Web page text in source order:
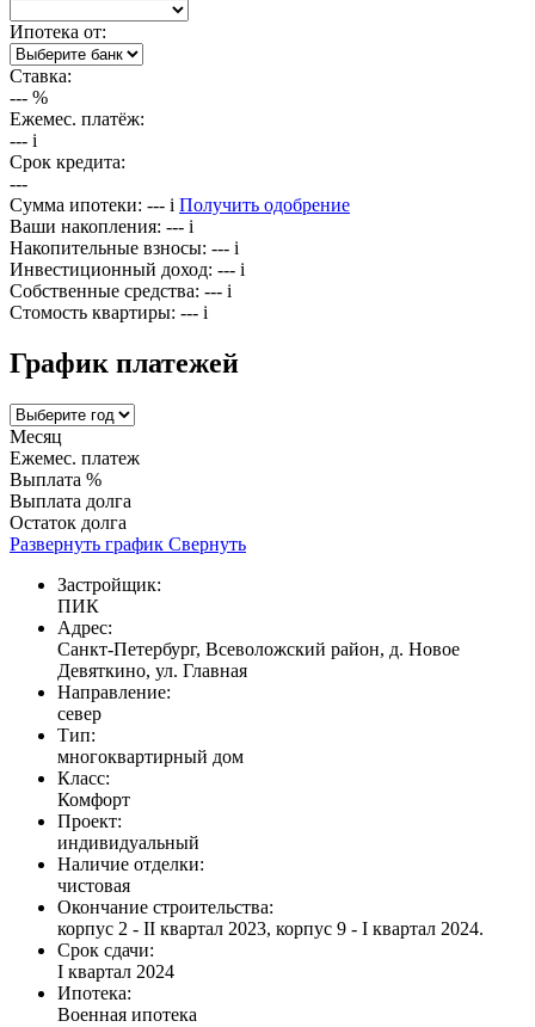
Ипотека от:
Ставка:
--- %
Ежемес. платёж:
--- i
Срок кредита:
---
Сумма ипотеки: --- i Получить одобрение
Ваши накопления: --- i
Накопительные взносы: --- i
Инвестиционный доход: --- i
Собственные средства: --- i
Стомость квартиры: --- i
График платежей
Месяц
Ежемес. платеж
Выплата %
Выплата долга
Остаток долга
Развернуть график Свернуть
Застройщик:
ПИК
Адрес:
Санкт-Петербург, Всеволожский район, д. Новое
Девяткино, ул. Главная
Направление:
север
Тип:
многоквартирный дом
Класс:
Комфорт
Проект:
индивидуальный
Наличие отделки:
чистовая
Окончание строительства:
корпус 2 - II квартал 2023, корпус 9 - I квартал 2024.
Срок сдачи:
I квартал 2024
Ипотека:
Военная ипотека